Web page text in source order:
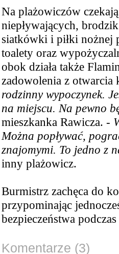
Na plażowiczów
niepływających,
siatkówki i piłki nożnej
toalety oraz
obok działa także
zadowolenia z
rodzinny wypoczynek.
na miejscu. Na pewno
mieszkanka Rawicza. -
Można popływać,
znajomymi. To jedno z
inny plażowicz.
Burmistrz zachęca do
przypominając
bezpieczeństwa
Komentarze (3)